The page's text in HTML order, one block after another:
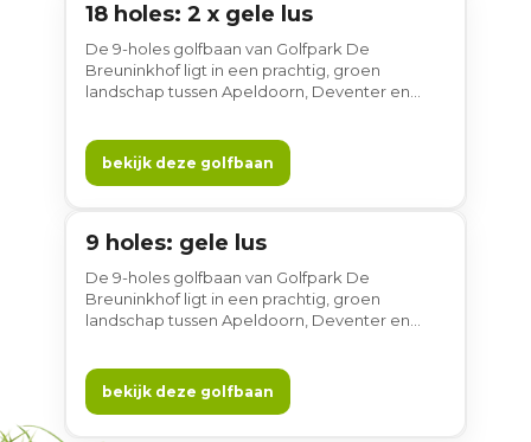
18 holes
18 holes: 2 x gele lus
De 9-holes golfbaan van Golfpark De
Breuninkhof ligt in een prachtig, groen
landschap tussen Apeldoorn, Deventer en
holes. Brede fairways, waterpartijen,
volwassen bomen en prachtige greens zorgen
bekijk deze golfbaan
9 holes
9 holes: gele lus
De 9-holes golfbaan van Golfpark De
Breuninkhof ligt in een prachtig, groen
landschap tussen Apeldoorn, Deventer en
holes. Brede fairways, waterpartijen,
volwassen bomen en prachtige greens zorgen
bekijk deze golfbaan